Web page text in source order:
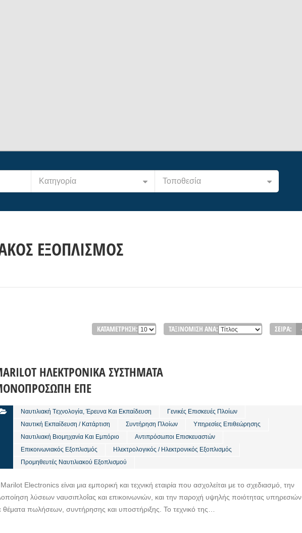
Κατηγορία Τοποθεσία
ΕΞΟΠΛΙΣΜΌΣ
ΚΑΤΑΜΈΤΡΗΣΗ: ΤΑΞΙΝΌΜΙΣΗ ΑΝΆ: ΣΕΙΡΆ:
ΗΛΕΚΤΡΟΝΙΚΑ ΣΥΣΤΗΜΑΤΑ
ΕΠΕ
Ναυτιλιακή Tεχνολογία, Έρευνα Και Εκπαίδευση
Γενικές Επισκευές Πλοίων
Ναυτική Εκπαίδευση / Κατάρτιση
Συντήρηση Πλοίων
Υπηρεσίες Επιθεώρησης
Ναυτιλιακή Βιομηχανία Και Εμπόριο
Αντιπρόσωποι Επισκευαστών
Επικοινωνιακός Εξοπλισμός
Ηλεκτρολογικός / Ηλεκτρονικός Εξοπλισμός
Προμηθευτές Ναυτιλιακού Εξοπλισμού
Electronics είναι μια εμπορική και τεχνική εταιρία που ασχολείται με το σχεδιασμό, την
λύσεων ναυσιπλοΐας και επικοινωνιών, και την παροχή υψηλής ποιότητας υπηρεσιών
θέματα πωλήσεων, συντήρησης και υποστήριξης. Το τεχνικό της…